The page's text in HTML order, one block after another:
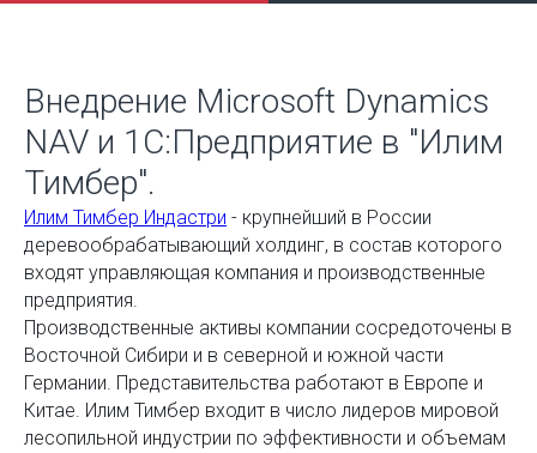
Внедрение Microsoft Dynamics
NAV и 1С:Предприятие в "Илим
Тимбер".
Илим Тимбер Индастри ​ - крупнейший в России
деревообрабатывающий холдинг, в состав которого
входят управляющая компания и производственные
предприятия.
Производственные активы компании сосредоточены в
Восточной Сибири и в северной и южной части
Германии. Представительства работают в Европе и
Китае. Илим Тимбер входит в число лидеров мировой
лесопильной индустрии по эффективности и объемам